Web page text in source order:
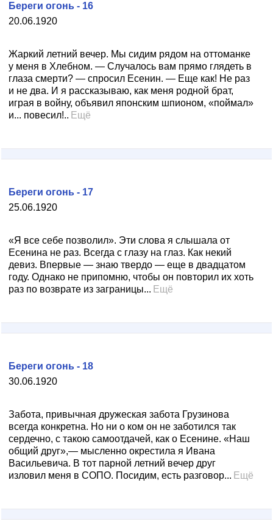
20.06.1920
Береги огонь - 16
Жаркий летний вечер. Мы сидим рядом на оттоманке
у меня в Хлебном. — Случалось вам прямо глядеть в
глаза смерти? — спросил Есенин. — Еще как! Не раз
и не два. И я рассказываю, как меня родной брат,
играя в войну, объявил японским шпионом, «поймал»
и... повесил!.. Ещё
25.06.1920
Береги огонь - 17
«Я все себе позволил». Эти слова я слышала от
Есенина не раз. Всегда с глазу на глаз. Как некий
девиз. Впервые — знаю твердо — еще в двадцатом
году. Однако не припомню, чтобы он повторил их хоть
раз по возврате из заграницы... Ещё
30.06.1920
Береги огонь - 18
Забота, привычная дружеская забота Грузинова
всегда конкретна. Но ни о ком он не заботился так
сердечно, с такою самоотдачей, как о Есенине. «Наш
общий друг»,— мысленно окрестила я Ивана
Васильевича. В тот парной летний вечер друг
изловил меня в СОПО. Посидим, есть разговор... Ещё